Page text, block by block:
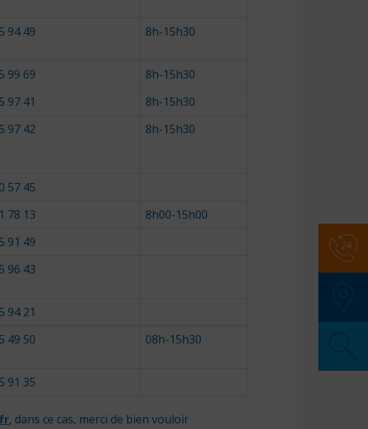
94 49 8h-15h30
99 69
8h-15h30
97 41
8h-15h30
97 42 8h-15h30
57 45
78 13
8h00-15h00
91 49
96 43
94 21
49 50 08h-15h30
91 35
, dans ce cas, merci de bien vouloir